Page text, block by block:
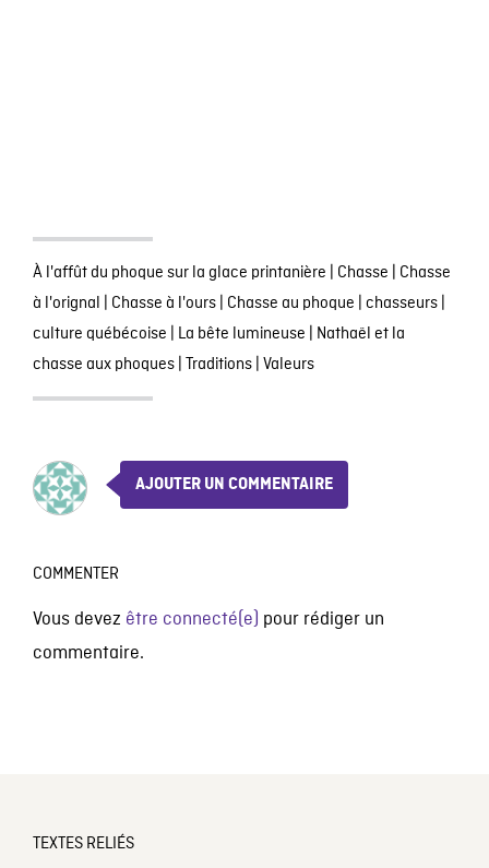
À l'affût du phoque sur la glace printanière Chasse Chasse
à l'orignal Chasse à l'ours| Chasse au phoque chasseurs|
culture québécoise La bête lumineuse Nathaël et la
chasse aux phoques| Traditions| Valeurs
AJOUTER UN COMMENTAIRE
COMMENTER
Vous devez être connecté(e) pour rédiger un
commentaire.
TEXTES RELIÉS